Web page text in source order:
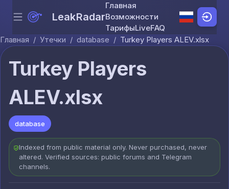
Skip to content
Menu LeakRadar
Главная
Возможности
ТарифыLiveFAQ
Главная / Утечки / database / Turkey Players ALEV.xlsx
Turkey Players
ALEV.xlsx
database
Indexed from public material only. Never purchased, never
altered. Verified sources: public forums and Telegram
channels.